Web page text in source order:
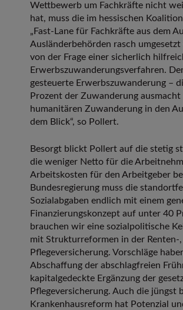
Wettbewerb um Fachkräfte nicht
hat, muss die im hessischen
„Fast-Lane für Fachkräfte aus dem
Ausländerbehörden rasch
von der Frage einer sicherlich
Erwerbszuwanderungsverfahren.
gesteuerte Erwerbszuwanderung –
Prozent der Zuwanderung
humanitären Zuwanderung in den
dem Blick“, so Pollert.
Besorgt blickt Pollert auf die stetig
die weniger Netto für die
Arbeitskosten für den Arbeitgeber
Bundesregierung muss die
Sozialabgaben endlich mit einem
Finanzierungskonzept auf unter 40
brauchen wir eine sozialpolitische
mit Strukturreformen in der Renten-
Pflegeversicherung. Vorschläge
Abschaffung der abschlagfreien
kapitalgedeckte Ergänzung der
Pflegeversicherung. Auch die jüngst
Krankenhausreform hat Potenzial